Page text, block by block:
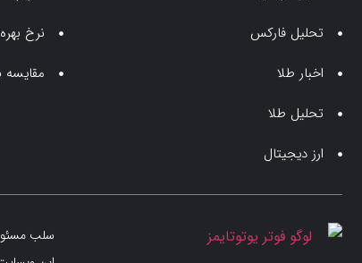
تحلیل فارکس
اخبار طلا
تحلیل طلا
ارز دیجیتال
نرخ
مقایسه
سلب